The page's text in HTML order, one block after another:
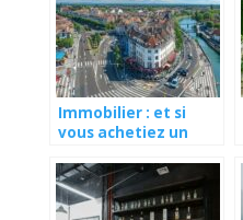
Immobilier : et si
vous achetiez un
dans le Bas-Rhin ?